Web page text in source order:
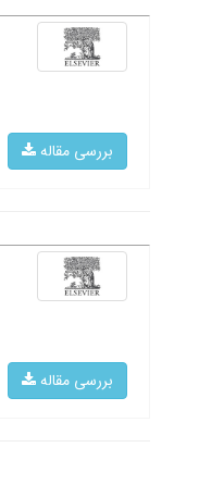
بررسی مقاله
بررسی مقاله